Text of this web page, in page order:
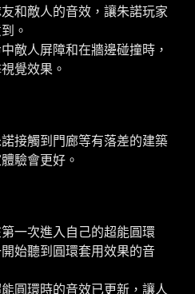
和敵人的音效，讓朱諾玩家
。
敵人屏障和在牆邊碰撞時，
覺效果。
接觸到門廊等有落差的建築
驗會更好。
一次進入自己的超能圓環
始聽到圓環套用效果的音
圓環時的音效已更新，讓人